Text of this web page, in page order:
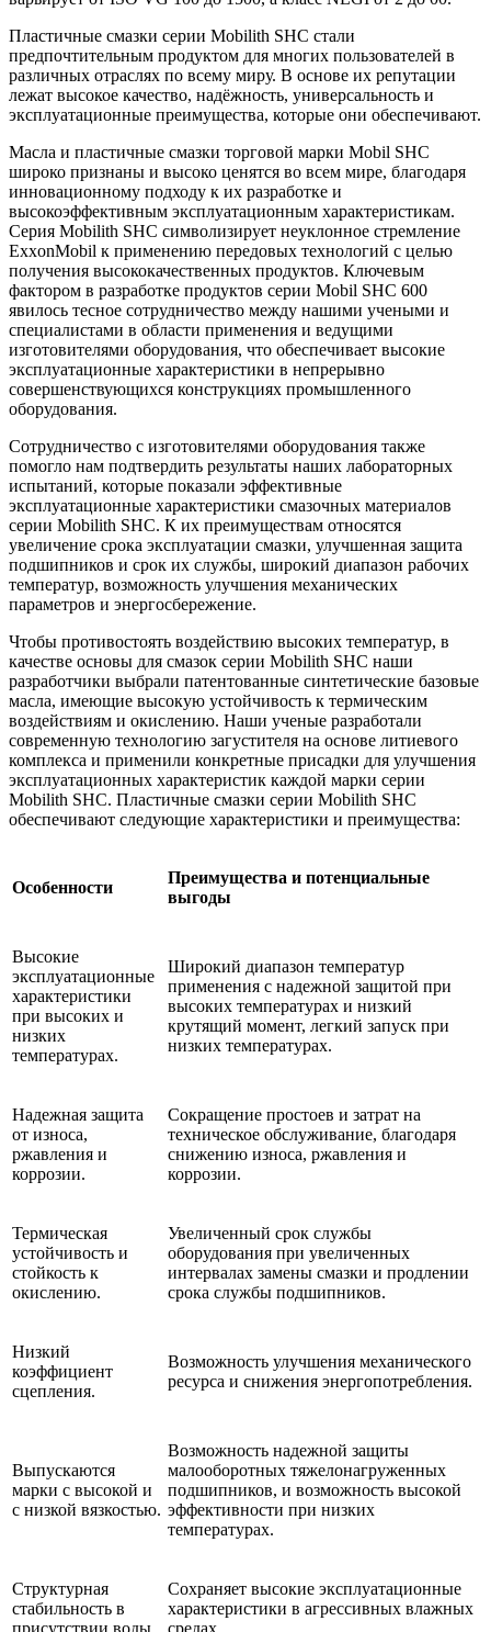
Пластичные смазки серии Mobilith SHC стали
предпочтительным продуктом для многих пользователей в
различных отраслях по всему миру. В основе их репутации
лежат высокое качество, надёжность, универсальность и
эксплуатационные преимущества, которые они обеспечивают.
Масла и пластичные смазки торговой марки Mobil SHC
широко признаны и высоко ценятся во всем мире, благодаря
инновационному подходу к их разработке и
высокоэффективным эксплуатационным характеристикам.
Серия Mobilith SHC символизирует неуклонное стремление
ExxonMobil к применению передовых технологий с целью
получения высококачественных продуктов. Ключевым
фактором в разработке продуктов серии Mobil SHC 600
явилось тесное сотрудничество между нашими учеными и
специалистами в области применения и ведущими
изготовителями оборудования, что обеспечивает высокие
эксплуатационные характеристики в непрерывно
совершенствующихся конструкциях промышленного
оборудования.
Cотрудничество с изготовителями оборудования также
помогло нам подтвердить результаты наших лабораторных
испытаний, которые показали эффективные
эксплуатационные характеристики смазочных материалов
серии Mobilith SHC. К их преимуществам относятся
увеличение срока эксплуатации смазки, улучшенная защита
подшипников и срок их службы, широкий диапазон рабочих
температур, возможность улучшения механических
параметров и энергосбережение.
Чтобы противостоять воздействию высоких температур, в
качестве основы для смазок серии Mobilith SHC наши
разработчики выбрали патентованные синтетические базовые
масла, имеющие высокую устойчивость к термическим
воздействиям и окислению. Наши ученые разработали
современную технологию загустителя на основе литиевого
комплекса и применили конкретные присадки для улучшения
эксплуатационных характеристик каждой марки серии
Mobilith SHC. Пластичные смазки серии Mobilith SHC
обеспечивают следующие характеристики и преимущества:
Особенности
Преимущества и потенциальные
выгоды
Высокие
эксплуатационные
характеристики
при высоких и
низких
температурах.
Широкий диапазон температур
применения с надежной защитой при
высоких температурах и низкий
крутящий момент, легкий запуск при
низких температурах.
Надежная защита
от износа,
ржавления и
коррозии.
Сокращение простоев и затрат на
техническое обслуживание, благодаря
снижению износа, ржавления и
коррозии.
Термическая
устойчивость и
стойкость к
окислению.
Увеличенный срок службы
оборудования при увеличенных
интервалах замены смазки и продлении
срока службы подшипников.
Низкий
коэффициент
сцепления.
Возможность улучшения механического
ресурса и снижения энергопотребления.
Выпускаются
марки с высокой и
с низкой вязкостью.
Возможность надежной защиты
малооборотных тяжелонагруженных
подшипников, и возможность высокой
эффективности при низких
температурах.
Структурная
стабильность в
присутствии воды.
Сохраняет высокие эксплуатационные
характеристики в агрессивных влажных
средах.